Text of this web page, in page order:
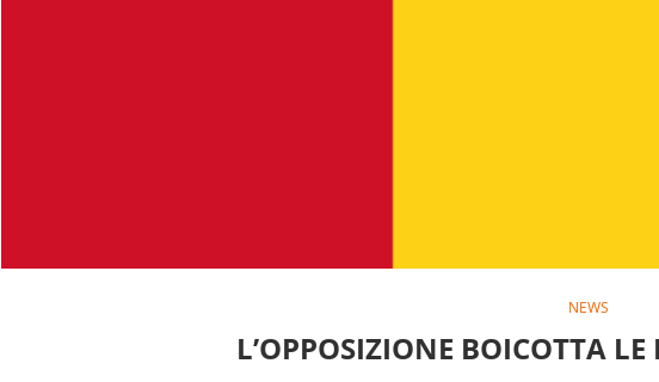
NEWS
L’OPPOSIZIONE BOICOTTA